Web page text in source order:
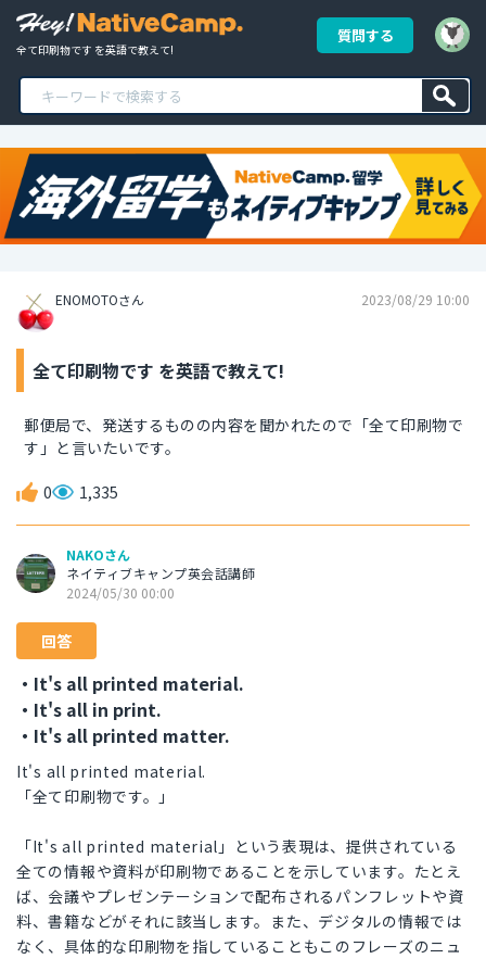
全て印刷物です を英語で教えて!
質問する
ENOMOTOさん 2023/08/29 10:00
全て印刷物です を英語で教えて!
郵便局で、発送するものの内容を聞かれたので「全て印刷物で
す」と言いたいです。
0 1,335
NAKOさん
ネイティブキャンプ英会話講師
2024/05/30 00:00
回答
・It's all printed material.
・It's all in print.
・It's all printed matter.
It's all printed material.
「全て印刷物です。」
「It's all printed material」という表現は、提供されている
全ての情報や資料が印刷物であることを示しています。たとえ
ば、会議やプレゼンテーションで配布されるパンフレットや資
料、書籍などがそれに該当します。また、デジタルの情報では
なく、具体的な印刷物を指していることもこのフレーズのニュ